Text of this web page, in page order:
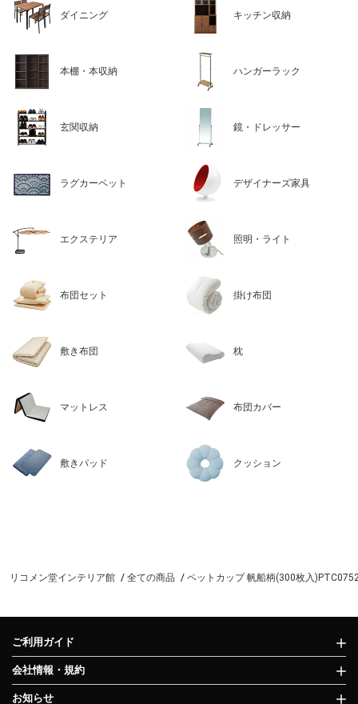
ダイニング キッチン収納
本棚・本収納 ハンガーラック
玄関収納 鏡・ドレッサー
ラグカーペット デザイナーズ家具
エクステリア 照明・ライト
布団セット 掛け布団
敷き布団 枕
マットレス 布団カバー
敷きパッド クッション
リコメン堂インテリア館 全ての商品 ペットカップ 帆船柄(300枚入
ご利用ガイド
会社情報・規約
お知らせ